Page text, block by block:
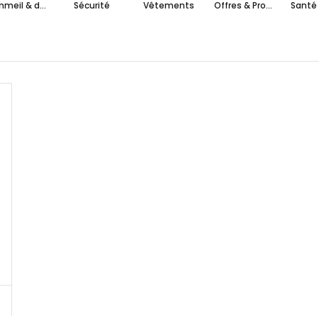
Sommeil & détente Sécurité Vêtements Offres & Promotions